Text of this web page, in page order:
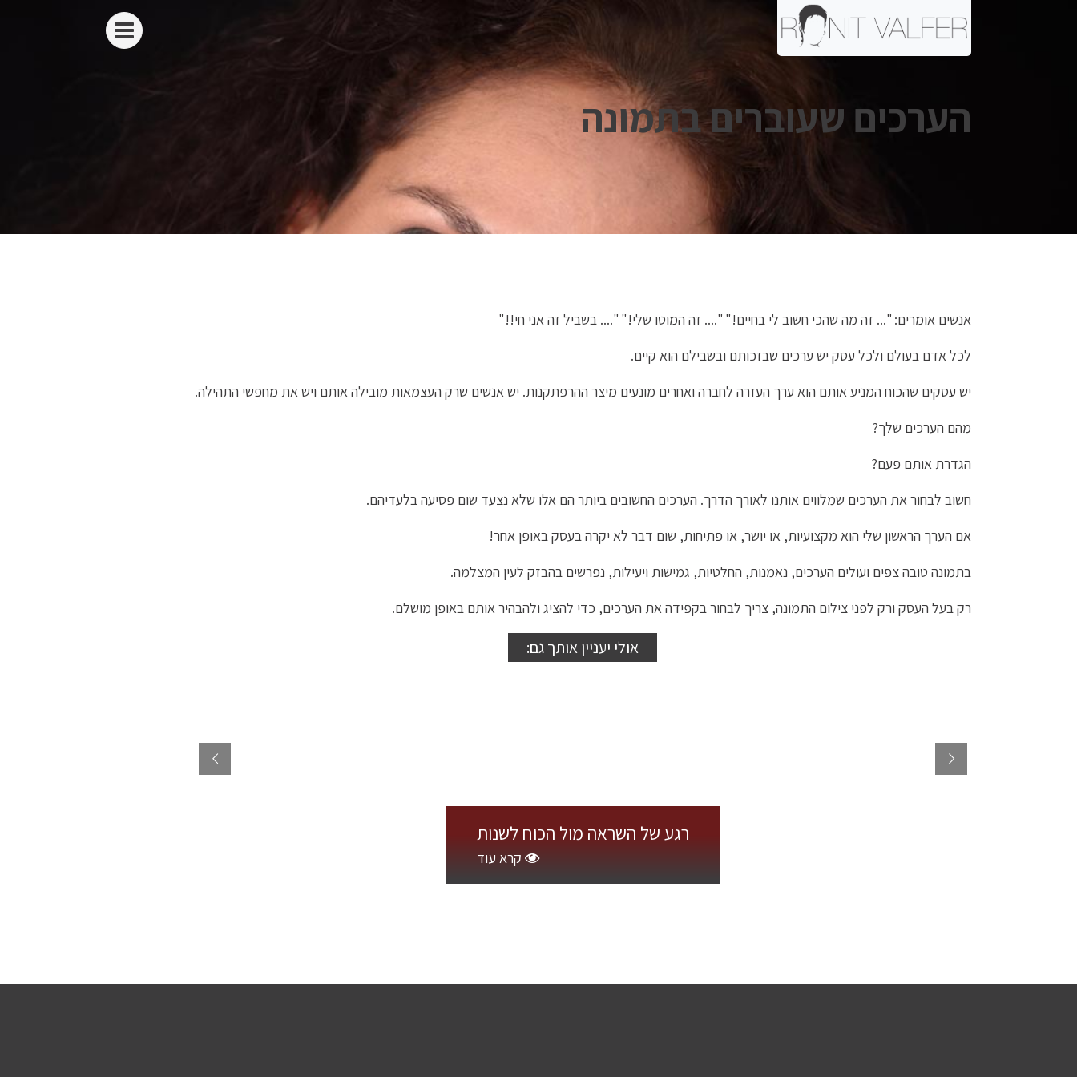
הערכים שעוברים בתמונה
אנשים אומרים: "... זה מה שהכי חשוב לי בחיים!" ".... זה המוטו שלי!" ".... בשביל זה אני חי!!"
לכל אדם בעולם ולכל עסק יש ערכים שבזכותם ובשבילם הוא קיים.
יש עסקים שהכוח המניע אותם הוא ערך העזרה לחברה ואחרים מונעים מיצר ההרפתקנות. יש אנשים שרק העצמאות מובילה אותם ויש את מחפשי התהילה.
מהם הערכים שלך?
הגדרת אותם פעם?
חשוב לבחור את הערכים שמלווים אותנו לאורך הדרך. הערכים החשובים ביותר הם אלו שלא נצעד שום פסיעה בלעדיהם.
אם הערך הראשון שלי הוא מקצועיות, או יושר, או פתיחות, שום דבר לא יקרה בעסק באופן אחר!
בתמונה טובה צפים ועולים הערכים, נאמנות, החלטיות, גמישות ויעילות, נפרשים בהבזק לעין המצלמה.
רק בעל העסק ורק לפני צילום התמונה, צריך לבחור בקפידה את הערכים, כדי להציג ולהבהיר אותם באופן מושלם.
אולי יעניין אותך גם:
רגע של השראה מול הכוח לשנות
קרא עוד